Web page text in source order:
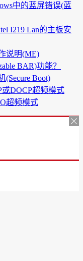
中的蓝屏错误(蓝
I219 Lan的主板安
说明(ME)
BAR)功能？
Boot)
DOCP超频模式
超频模式